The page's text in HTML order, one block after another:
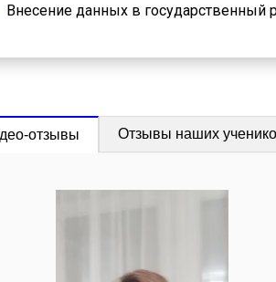
Внесение данных в государственный
отзывы Отзывы наших